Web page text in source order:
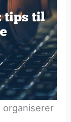
organiserer